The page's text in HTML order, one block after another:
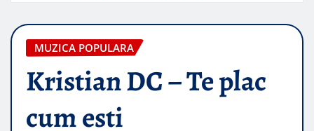
MUZICA POPULARA
Kristian DC – Te plac
cum esti